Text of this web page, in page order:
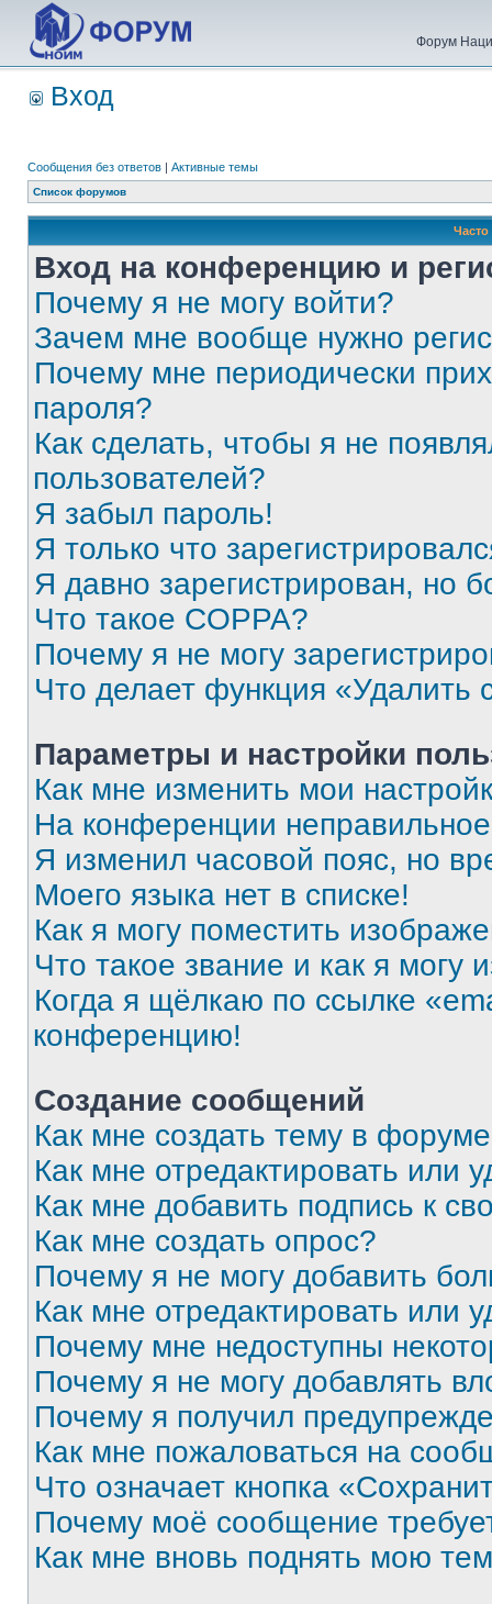
Форум
Вход
Сообщения без ответов | Активные темы
Список форумов
Вход на конференцию и
Почему я не могу войти?
Зачем мне вообще нужно
Почему мне периодически
пароля?
Как сделать, чтобы я не
пользователей?
Я забыл пароль!
Я только что
Я давно зарегистрирован, но
Что такое COPPA?
Почему я не могу
Что делает функция «Удалить
Параметры и настройки
Как мне изменить мои
На конференции
Я изменил часовой пояс, но
Моего языка нет в списке!
Как я могу поместить
Что такое звание и как я могу
Когда я щёлкаю по ссылке
конференцию!
Создание сообщений
Как мне создать тему в
Как мне отредактировать или
Как мне добавить подпись к
Как мне создать опрос?
Почему я не могу добавить
Как мне отредактировать или
Почему мне недоступны
Почему я не могу добавлять
Почему я получил
Как мне пожаловаться на
Что означает кнопка
Почему моё сообщение
Как мне вновь поднять мою